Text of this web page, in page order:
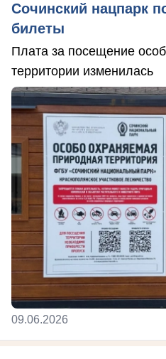
Сочинский нацпарк
билеты
Плата за посещение
территории изменилась
09.06.2026